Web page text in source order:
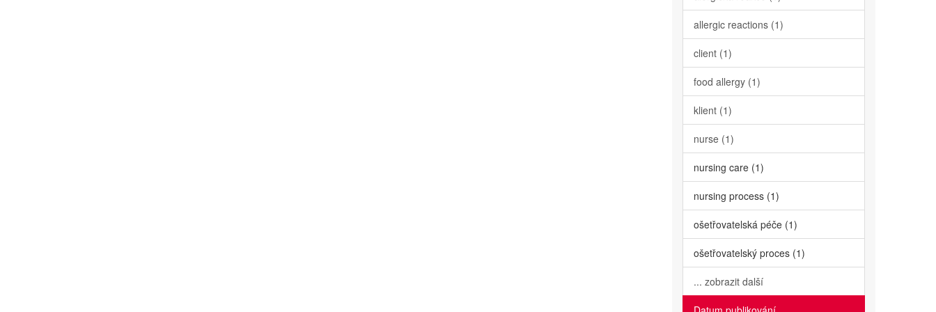
allergic reactions (1)
client (1)
food allergy (1)
klient (1)
nurse (1)
nursing care (1)
nursing process (1)
ošetřovatelská péče (1)
ošetřovatelský proces (1)
... zobrazit další